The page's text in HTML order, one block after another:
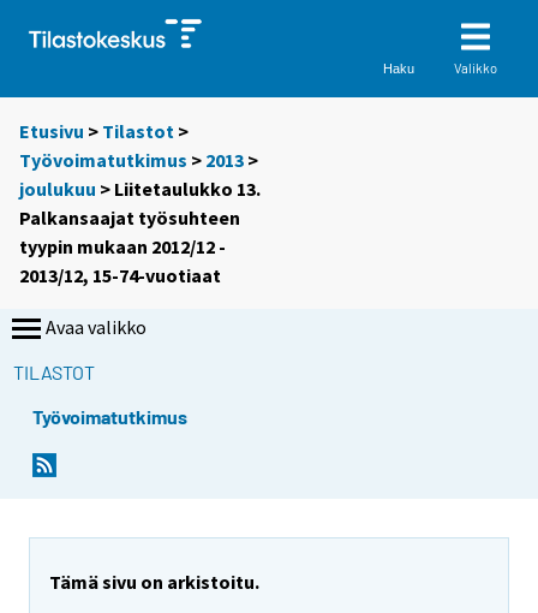
Haku Valikko
Etusivu > Tilastot >
Työvoimatutkimus > 2013 >
joulukuu > Liitetaulukko 13.
Palkansaajat työsuhteen
tyypin mukaan 2012/12 -
2013/12, 15-74-vuotiaat
Avaa valikko
TILASTOT
Työvoimatutkimus
Tämä sivu on arkistoitu.